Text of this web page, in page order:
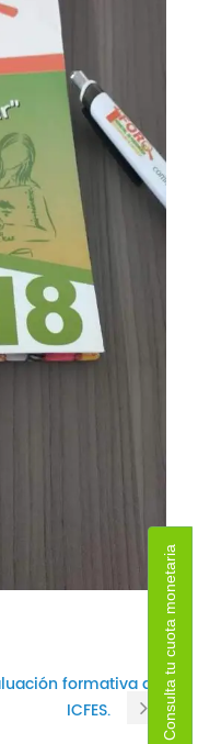
formativa del
ICFES.
Consulta tu cuota monetaria